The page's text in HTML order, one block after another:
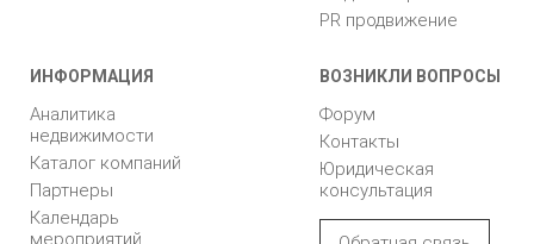
PR продвижение
ИНФОРМАЦИЯ
Аналитика
недвижимости
Каталог компаний
Партнеры
Календарь
мероприятий
ВОЗНИКЛИ ВОПРОСЫ
Форум
Контакты
Юридическая
консультация